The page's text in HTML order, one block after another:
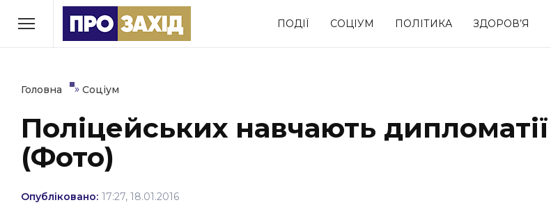
ПОДІЇ СОЦІУМ ПОЛІТИКА ЗДОРОВ’Я
РУБРИКИ
Економіка
Політика Соціум Спорт
Втрачений Ужгород
(відеоверсія)
Головна » Соціум
Поліцейських навчають дипломатії
(Фото)
Опубліковано: 17:27, 18.01.2016